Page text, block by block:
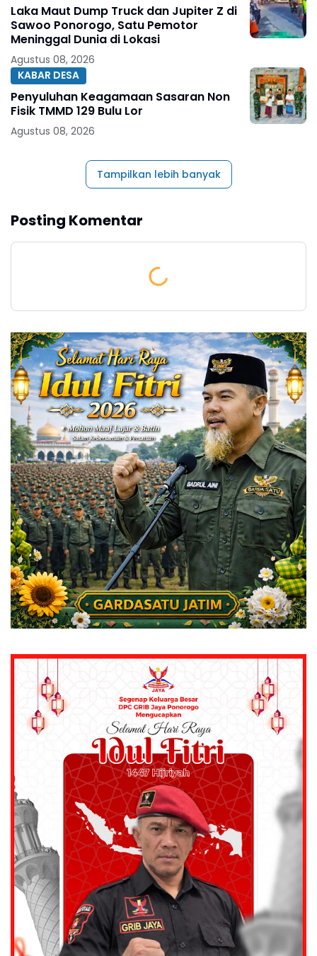
Laka Maut Dump Truck dan Jupiter Z di
Sawoo Ponorogo, Satu Pemotor
Meninggal Dunia di Lokasi
Agustus 08, 2026
KABAR DESA
Penyuluhan Keagamaan Sasaran Non
Fisik TMMD 129 Bulu Lor
Agustus 08, 2026
Tampilkan lebih banyak
Posting Komentar